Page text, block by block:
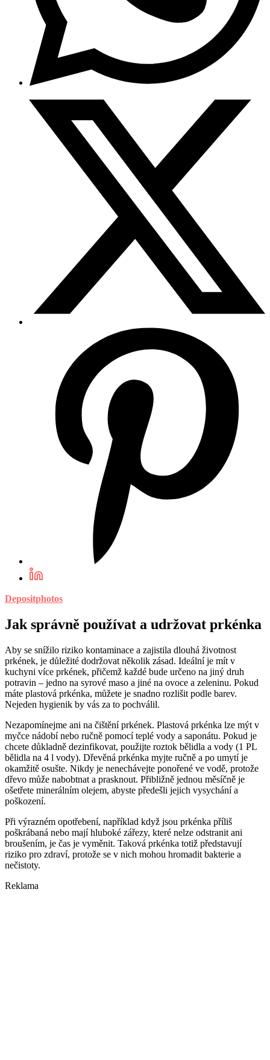
Depositphotos
Jak správně používat a udržovat prkénka
Aby se snížilo riziko kontaminace a zajistila dlouhá životnost
prkének, je důležité dodržovat několik zásad. Ideální je mít v
kuchyni více prkének, přičemž každé bude určeno na jiný druh
potravin – jedno na syrové maso a jiné na ovoce a zeleninu. Pokud
máte plastová prkénka, můžete je snadno rozlišit podle barev.
Nejeden hygienik by vás za to pochválil.
Nezapomínejme ani na čištění prkének. Plastová prkénka lze mýt v
myčce nádobí nebo ručně pomocí teplé vody a saponátu. Pokud je
chcete důkladně dezinfikovat, použijte roztok bělidla a vody (1 PL
bělidla na 4 l vody). Dřevěná prkénka myjte ručně a po umytí je
okamžitě osušte. Nikdy je nenechávejte ponořené ve vodě, protože
dřevo může nabobtnat a prasknout. Přibližně jednou měsíčně je
ošetřete minerálním olejem, abyste předešli jejich vysychání a
poškození.
Při výrazném opotřebení, například když jsou prkénka příliš
poškrábaná nebo mají hluboké zářezy, které nelze odstranit ani
broušením, je čas je vyměnit. Taková prkénka totiž představují
riziko pro zdraví, protože se v nich mohou hromadit bakterie a
nečistoty.
Reklama